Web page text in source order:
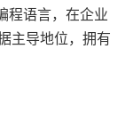
程语言，在企业
主导地位，拥有